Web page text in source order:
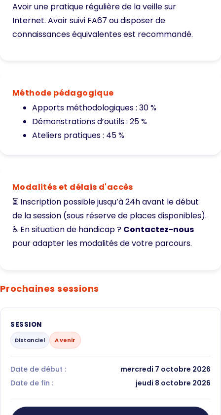
Avoir une pratique régulière de la veille sur
Internet. Avoir suivi FA67 ou disposer de
connaissances équivalentes est recommandé.
Méthode pédagogique
Apports méthodologiques : 30 %
Démonstrations d’outils : 25 %
Ateliers pratiques : 45 %
Modalités et délais d'accès
⏳ Inscription possible jusqu’à 24h avant le début
de la session (sous réserve de places disponibles).
♿ En situation de handicap ? Contactez-nous
pour adapter les modalités de votre parcours.
Prochaines sessions
SESSION
Distanciel A venir
Date de début :
mercredi 7 octobre 2026
Date de fin :
jeudi 8 octobre 2026